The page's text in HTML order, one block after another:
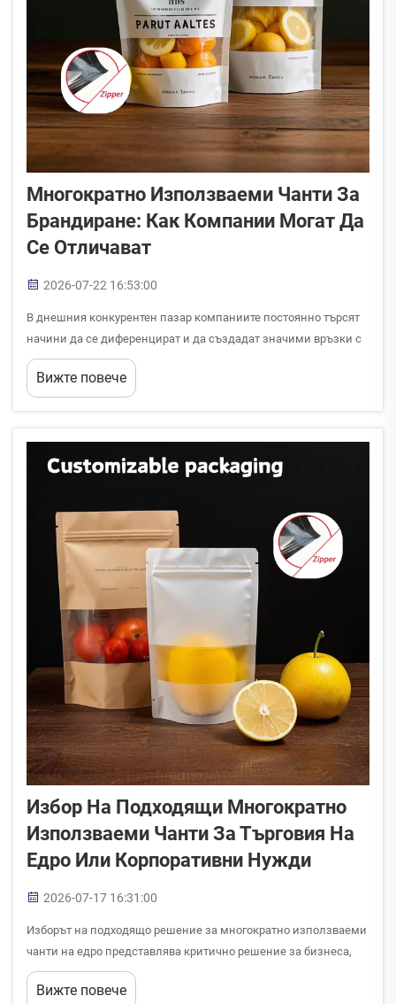
Многократно Използваеми Чанти За
Брандиране: Как Компании Могат Да
Се Отличават
2026-07-22 16:53:00
В днешния конкурентен пазар компаниите постоянно търсят
начини да се диференцират и да създадат значими връзки с
клиентите си. Многократно използваемите чанти за
брандиране са се превърнали в една от най-ефективните
Вижте повече
Избор На Подходящи Многократно
Използваеми Чанти За Търговия На
Едро Или Корпоративни Нужди
2026-07-17 16:31:00
Изборът на подходящо решение за многократно използваеми
чанти на едро представлява критично решение за бизнеса,
който търси баланс между икономическа ефективност,
видимост на бранда и екологична отговорност. Независимо
Вижте повече